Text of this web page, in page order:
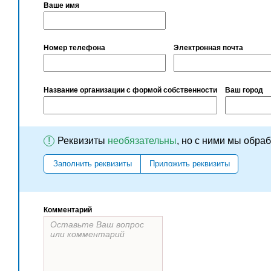
Ваше имя
Номер телефона Электронная почта
Название организации с формой собственности Ваш город
! Реквизиты необязательны, но с ними мы
Заполнить реквизиты Приложить реквизиты
Комментарий